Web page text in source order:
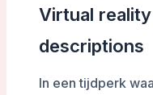
Virtual
descriptions
In een tijdperk